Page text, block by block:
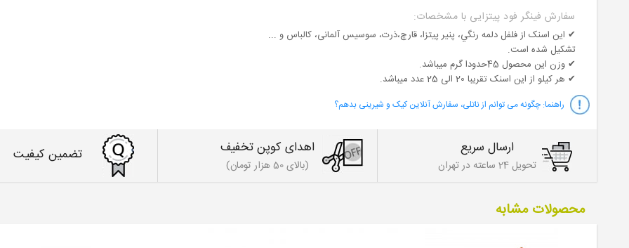
سفارش فینگر فود پیتزایی با مشخصات:
✔ این اسنک از فلفل دلمه رنگي، پنير پيتزا، قارچ،ذرت، سوسیس آلمانی، کالباس و ...
تشکیل شده است.
✔ وزن این محصول 45حدودا گرم میباشد.
✔ هر کیلو از این اسنک تقریبا 20 الی 25 عدد میباشد.
راهنما:چگونه می توانم از ناتلی، سفارش آنلاین کیک و شیرینی بدهم؟
ارسال سریع
تحویل 24 ساعته در تهران
اهدای کوپن تخفیف
(بالای 50 هزار تومان)
تضمین کیفیت
محصولات مشابه